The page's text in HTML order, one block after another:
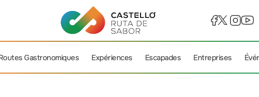
Gastronomiques Expériences Escapades Entreprises